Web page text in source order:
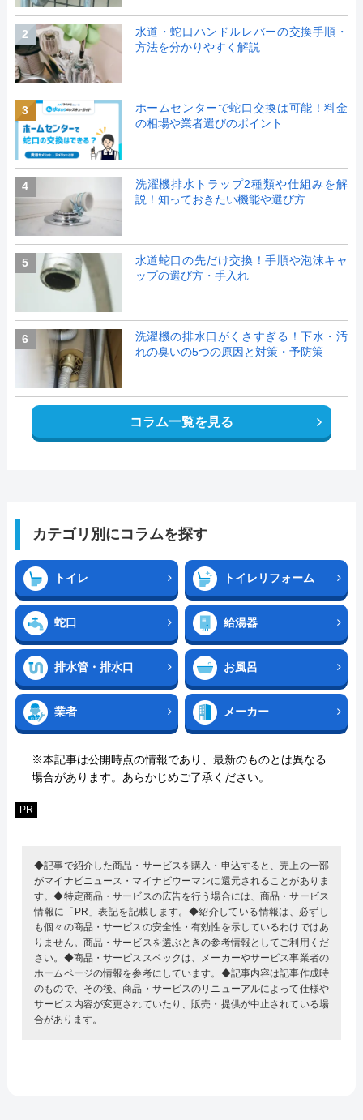
2
水道・蛇口ハンドルレバーの交換手順・
方法を分かりやすく解説
3
ホームセンターで蛇口交換は可能！料金
の相場や業者選びのポイント
4
洗濯機排水トラップ2種類や仕組みを解
説！知っておきたい機能や選び方
5
水道蛇口の先だけ交換！手順や泡沫キャ
ップの選び方・手入れ
6
洗濯機の排水口がくさすぎる！下水・汚
れの臭いの5つの原因と対策・予防策
コラム一覧を見る
カテゴリ別にコラムを探す
トイレ トイレリフォーム
蛇口 給湯器
排水管・排水口 お風呂
業者 メーカー
※本記事は公開時点の情報であり、最新のものとは異なる
場合があります。あらかじめご了承ください。
PR
◆記事で紹介した商品・サービスを購入・申込すると、売上の一部
がマイナビニュース・マイナビウーマンに還元されることがありま
す。◆特定商品・サービスの広告を行う場合には、商品・サービス
情報に「PR」表記を記載します。◆紹介している情報は、必ずし
も個々の商品・サービスの安全性・有効性を示しているわけではあ
りません。商品・サービスを選ぶときの参考情報としてご利用くだ
さい。◆商品・サービススペックは、メーカーやサービス事業者の
ホームページの情報を参考にしています。◆記事内容は記事作成時
のもので、その後、商品・サービスのリニューアルによって仕様や
サービス内容が変更されていたり、販売・提供が中止されている場
合があります。